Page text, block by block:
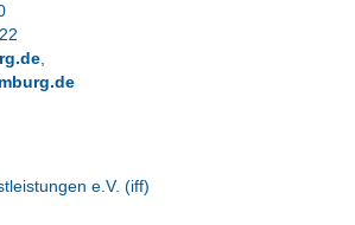
e.V. (iff)